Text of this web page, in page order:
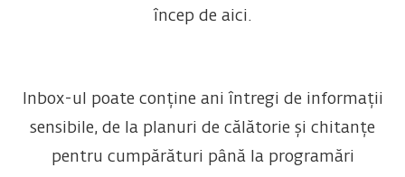
încep de aici.
Inbox-ul poate conține ani întregi de informații
sensibile, de la planuri de călătorie și chitanțe
pentru cumpărături până la programări